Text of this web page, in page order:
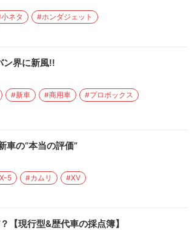
ネタ #ホンダジェット
ン界に新風!!
#新車 #商用車
#プロボックス
車の“本当の評価”
5 #カムリ #XV
【現行型&歴代車の採点簿】